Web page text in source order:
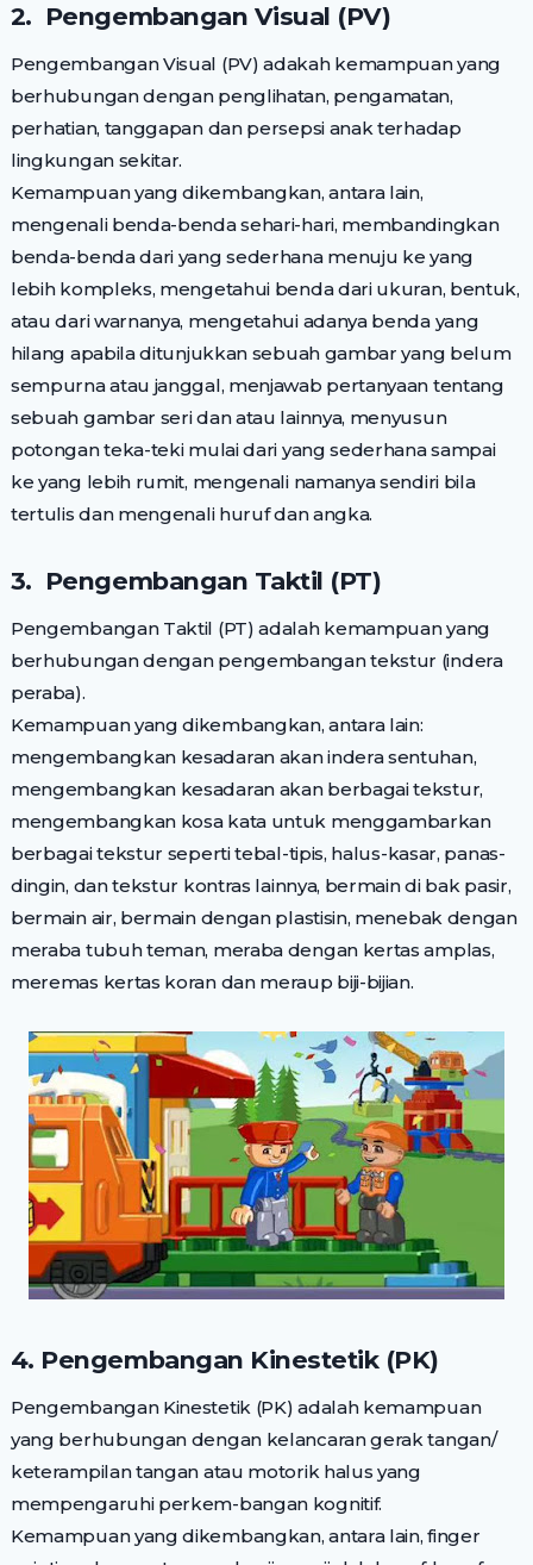
2. Pengembangan Visual (PV)
Pengembangan Visual (PV) adakah kemampuan yang
berhubungan dengan penglihatan, pengamatan,
perhatian, tanggapan dan persepsi anak terhadap
lingkungan sekitar.
Kemampuan yang dikembangkan, antara lain,
mengenali benda-benda sehari-hari, membandingkan
benda-benda dari yang sederhana menuju ke yang
lebih kompleks, mengetahui benda dari ukuran, bentuk,
atau dari warnanya, mengetahui adanya benda yang
hilang apabila ditunjukkan sebuah gambar yang belum
sempurna atau janggal, menjawab pertanyaan tentang
sebuah gambar seri dan atau lainnya, menyusun
potongan teka-teki mulai dari yang sederhana sampai
ke yang lebih rumit, mengenali namanya sendiri bila
tertulis dan mengenali huruf dan angka.
3. Pengembangan Taktil (PT)
Pengembangan Taktil (PT) adalah kemampuan yang
berhubungan dengan pengembangan tekstur (indera
peraba).
Kemampuan yang dikembangkan, antara lain:
mengembangkan kesadaran akan indera sentuhan,
mengembangkan kesadaran akan berbagai tekstur,
mengembangkan kosa kata untuk menggambarkan
berbagai tekstur seperti tebal-tipis, halus-kasar, panas-
dingin, dan tekstur kontras lainnya, bermain di bak pasir,
bermain air, bermain dengan plastisin, menebak dengan
meraba tubuh teman, meraba dengan kertas amplas,
meremas kertas koran dan meraup biji-bijian.
4. Pengembangan Kinestetik (PK)
Pengembangan Kinestetik (PK) adalah kemampuan
yang berhubungan dengan kelancaran gerak tangan/
keterampilan tangan atau motorik halus yang
mempengaruhi perkem-bangan kognitif.
Kemampuan yang dikembangkan, antara lain, finger